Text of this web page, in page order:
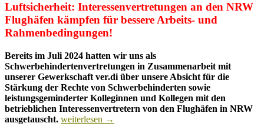
Luftsicherheit: Interessenvertretungen an den NRW
Flughäfen kämpfen für bessere Arbeits- und
Rahmenbedingungen!
Bereits im Juli 2024 hatten wir uns als
Schwerbehindertenvertretungen in Zusammenarbeit mit
unserer Gewerkschaft ver.di über unsere Absicht für die
Stärkung der Rechte von Schwerbehinderten sowie
leistungsgeminderter Kolleginnen und Kollegen mit den
betrieblichen Interessenvertretern von den Flughäfen in NRW
ausgetauscht. Luftsicherheit
weiterlesen →